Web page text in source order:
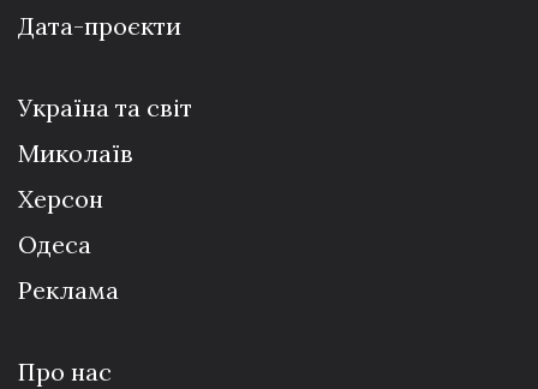
Дата-проєкти
Україна та світ
Миколаїв
Херсон
Одеса
Реклама
Про нас